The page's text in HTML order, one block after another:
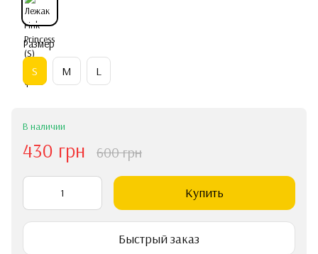
Размер
S M L
В наличии
430 грн 600 грн
Купить
Быстрый заказ